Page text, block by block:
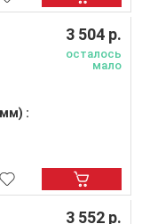
:
3 504 р.
осталось
мало
3 552 р.